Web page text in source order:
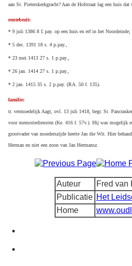
aan St. Pieterskerkgracht? Aan de Hofstraat lag een huis
rentebezit:
* 9 juli 1386 8 £ pay. op een huis en erf in het Noordeinde;
* 5 dec. 1391 18 s. 4 p.pay.,
* 23 mei 1413 27 s. 1 p.pay.,
* 26 jan. 1414 27 s. 1 p.pay.,
* 2 jan. 1415 35 s. 2 p.pay. (RA. 50 f. 135).
familie:
tr. vermoedelijk Aagt, ovl. 13 juli 1418, begr. St.
voor memoriediensten (Ke. 416 f. 57v.). Hij was mogelijk
grootvader van moederszijde heette Jan die Wit. Hier
Herman en niet een zoon van Jan Hermansz.
Auteur
Fred van
Publicatie Het
Home